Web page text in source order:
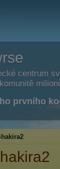
centrum
prvního